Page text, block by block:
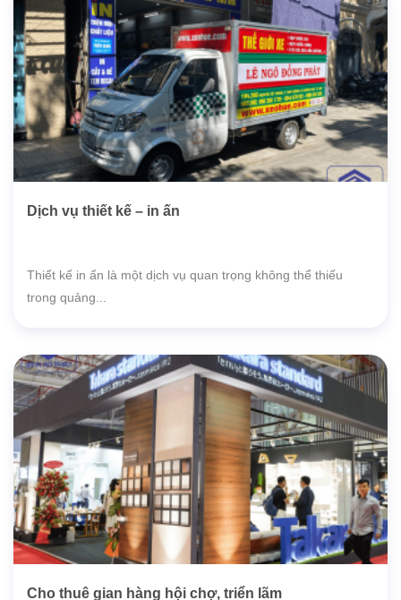
Dịch vụ thiết kế – in ấn
Thiết kế in ấn là một dịch vụ quan trọng không thể thiếu
trong quảng...
Cho thuê gian hàng hội chợ, triển lãm